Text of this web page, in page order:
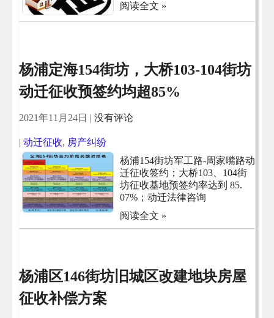
阅读全文 »
杨浦定海154街坊，大桥103-104街坊
动迁征收预签约均超85%
2021年11月24日 | 没有评论
| 动迁征收, 房产纠纷
杨浦154街坊军工路-周家嘴路动
迁征收签约；大桥103、104街
坊征收基地预签约率达到 85.
07%；动迁法律咨询
阅读全文 »
杨浦区146街坊旧城区改建地块房屋
征收补偿方案